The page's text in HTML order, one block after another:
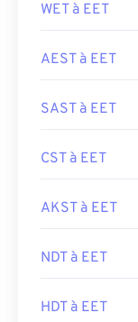
WET à EET
AEST à EET
SAST à EET
CST à EET
AKST à EET
NDT à EET
HDT à EET